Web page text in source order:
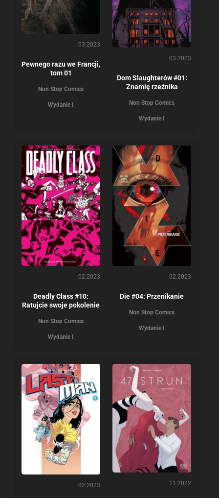
03.2023
Pewnego razu we Francji,
tom 01
Non Stop Comics
Wydanie I
03.2023
Dom Slaughterów #01:
Znamię rzeźnika
Non Stop Comics
Wydanie I
02.2023
Deadly Class #10:
Ratujcie swoje pokolenie
Non Stop Comics
Wydanie I
02.2023
Die #04: Przenikanie
Non Stop Comics
Wydanie I
02.2023 11.2022